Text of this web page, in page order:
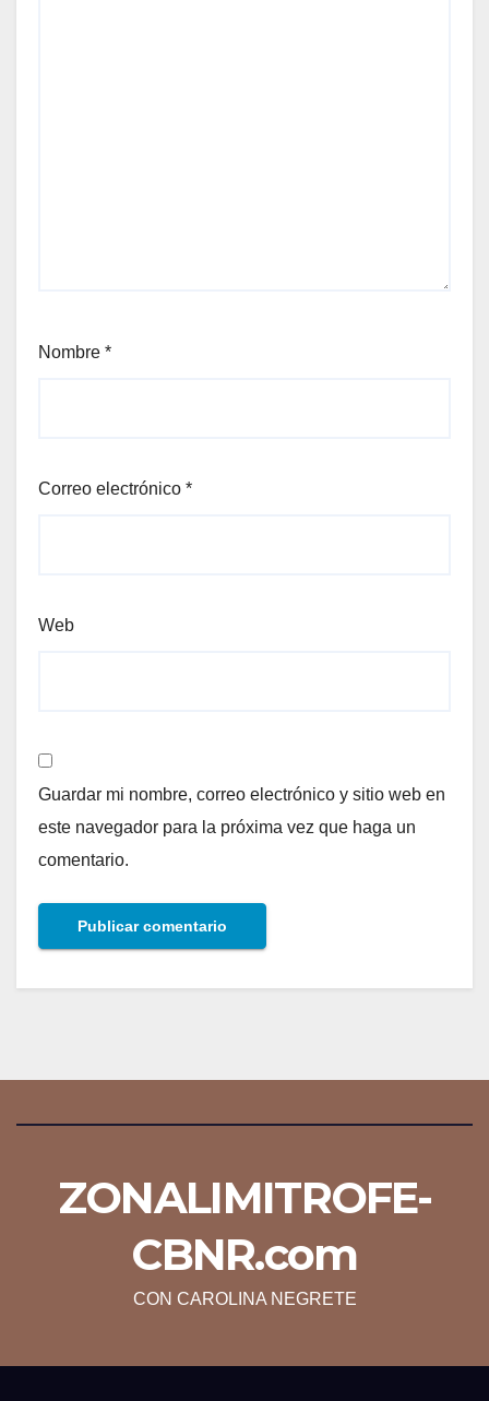
Nombre *
Correo electrónico *
Web
Guardar mi nombre, correo electrónico y sitio web en
este navegador para la próxima vez que haga un
comentario.
ZONALIMITROFE-
CBNR.com
CON CAROLINA NEGRETE